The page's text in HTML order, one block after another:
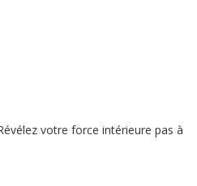
votre force intérieure pas à